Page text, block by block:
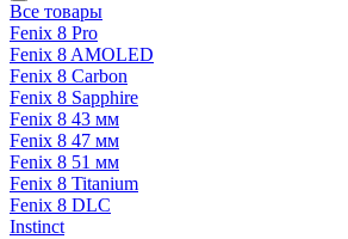
Все товары
Fenix 8 Pro
Fenix 8 AMOLED
Fenix 8 Carbon
Fenix 8 Sapphire
Fenix 8 43 мм
Fenix 8 47 мм
Fenix 8 51 мм
Fenix 8 Titanium
Fenix 8 DLC
Instinct